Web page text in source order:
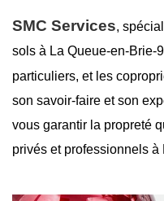
SMC Services,
sols à La Queue-en-Brie-
particuliers, et les
son savoir-faire et son
vous garantir la propreté
privés et professionnels